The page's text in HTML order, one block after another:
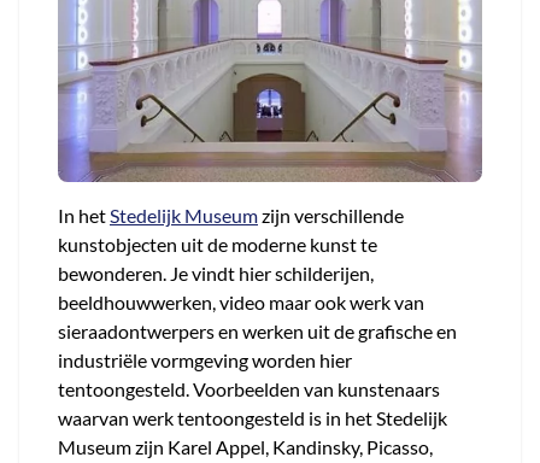
In hetStedelijk Museumzijn verschillende
kunstobjecten uit de moderne kunst te
bewonderen. Je vindt hier schilderijen,
beeldhouwwerken, video maar ook werk van
sieraadontwerpers en werken uit de grafische en
industriële vormgeving worden hier
tentoongesteld. Voorbeelden van kunstenaars
waarvan werk tentoongesteld is in het Stedelijk
Museum zijn Karel Appel, Kandinsky, Picasso,